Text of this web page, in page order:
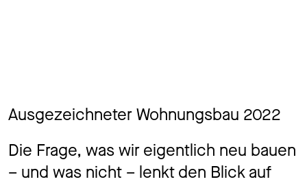
Ausgezeichneter Wohnungsbau 2022
Die Frage, was wir eigentlich neu bauen
– und was nicht – lenkt den Blick auf